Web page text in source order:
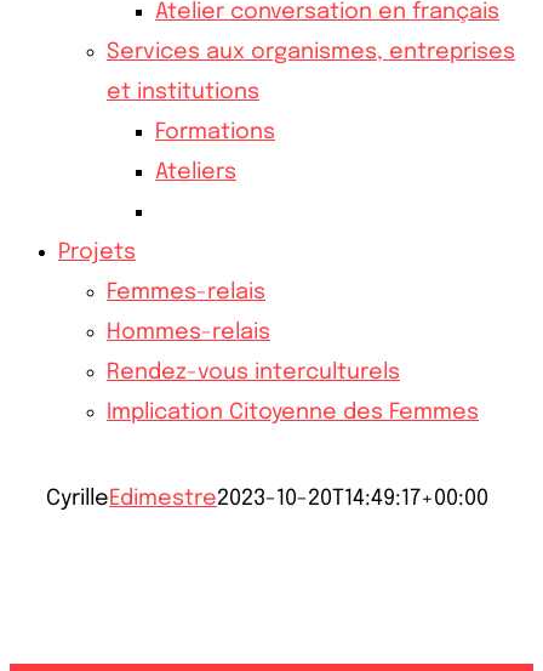
Atelier conversation en français
Services aux organismes, entreprises
et institutions
Formations
Ateliers
Projets
Femmes-relais
Hommes-relais
Rendez-vous interculturels
Implication Citoyenne des Femmes
CyrilleEdimestre2023-10-20T14:49:17+00:00